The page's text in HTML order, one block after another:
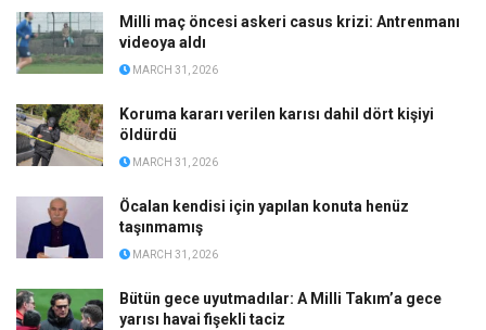
Milli maç öncesi askeri casus krizi: Antrenmanı
videoya aldı
MARCH 31, 2026
Koruma kararı verilen karısı dahil dört kişiyi
öldürdü
MARCH 31, 2026
Öcalan kendisi için yapılan konuta henüz
taşınmamış
MARCH 31, 2026
Bütün gece uyutmadılar: A Milli Takım’a gece
yarısı havai fişekli taciz